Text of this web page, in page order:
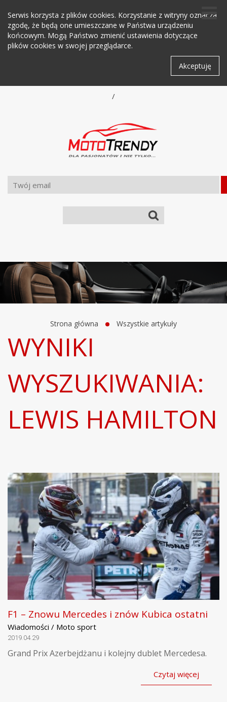
Serwis korzysta z plików cookies. Korzystanie z witryny oznacza
zgodę, że będą one umieszczane w Państwa urządzeniu
końcowym. Mogą Państwo zmienić ustawienia dotyczące
plików cookies w swojej przeglądarce.
Akceptuję
/
Strona główna Wszystkie artykuły
WYNIKI
WYSZUKIWANIA:
LEWIS HAMILTON
F1 – Znowu Mercedes i znów Kubica ostatni
Wiadomości / Moto sport
2019.04.29
Grand Prix Azerbejdżanu i kolejny dublet Mercedesa.
Czytaj więcej